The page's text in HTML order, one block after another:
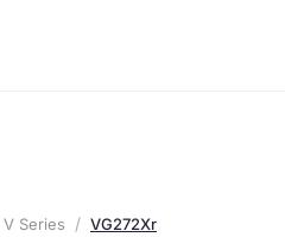
V Series VG272Xr